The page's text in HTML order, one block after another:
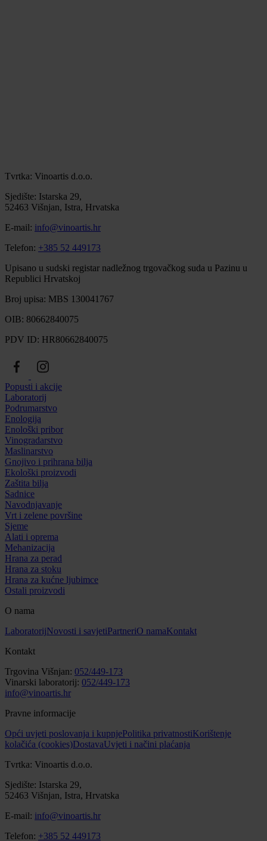
Tvrtka: Vinoartis d.o.o.
Sjedište: Istarska 29,
52463 Višnjan, Istra, Hrvatska
E-mail: info@vinoartis.hr
Telefon: +385 52 449173
Upisano u sudski registar nadležnog trgovačkog suda u Pazinu u
Republici Hrvatskoj
Broj upisa: MBS 130041767
OIB: 80662840075
PDV ID: HR80662840075
Popusti i akcije
Laboratorij
Podrumarstvo
Enologija
Enološki pribor
Vinogradarstvo
Maslinarstvo
Gnojivo i prihrana bilja
Ekološki proizvodi
Zaštita bilja
Sadnice
Navodnjavanje
Vrt i zelene površine
Sjeme
Alati i oprema
Mehanizacija
Hrana za perad
Hrana za stoku
Hrana za kućne ljubimce
Ostali proizvodi
O nama
LaboratorijNovosti i savjetiPartneriO namaKontakt
Kontakt
Trgovina Višnjan: 052/449-173
Vinarski laboratorij: 052/449-173
info@vinoartis.hr
Pravne informacije
Opći uvjeti poslovanja i kupnjePolitika privatnostiKorištenje
kolačića (cookies)DostavaUvjeti i načini plaćanja
Tvrtka: Vinoartis d.o.o.
Sjedište: Istarska 29,
52463 Višnjan, Istra, Hrvatska
E-mail: info@vinoartis.hr
Telefon: +385 52 449173